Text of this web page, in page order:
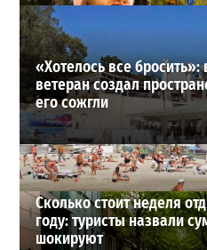
ВИБОР РЕДАКЦИИ
«Хотелось все
ветеран создал
его сожгли
Сколько стоит неделя
году: туристы назвали
шокируют